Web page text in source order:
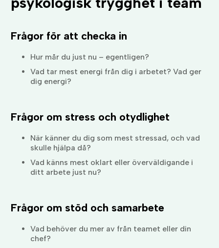
Frågor för att checka in
Hur mår du just nu – egentligen?
Vad tar mest energi från dig i arbetet? Vad ger
dig energi?
Frågor om stress och otydlighet
När känner du dig som mest stressad, och vad
skulle hjälpa då?
Vad känns mest oklart eller överväldigande i
ditt arbete just nu?
Frågor om stöd och samarbete
Vad behöver du mer av från teamet eller din
chef?